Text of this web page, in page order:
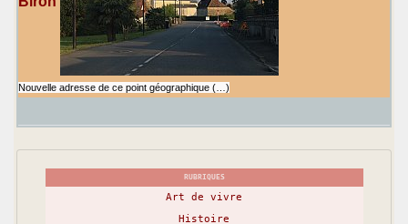
Nouvelle adresse de ce point géographique (…)
RUBRIQUES
Art de vivre
Histoire